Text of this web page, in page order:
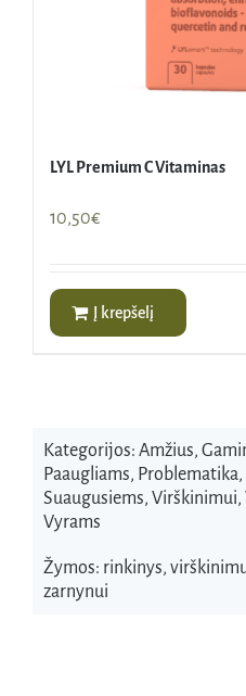
LYL Premium C Vitaminas
10,50€
Į krepšelį
Kategorijos: Amžius,
Paaugliams, Problematika,
Suaugusiems, Virškinimui,
Vyrams
Žymos: rinkinys,
zarnynui